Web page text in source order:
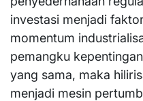
investasi menjadi
momentum
pemangku
yang sama, maka
menjadi mesin